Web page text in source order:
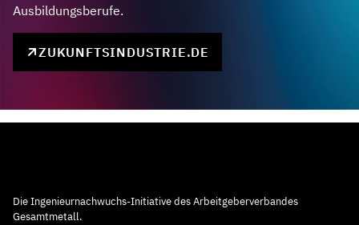
Ausbildungsberufe.
ZUKUNFTSINDUSTRIE.DE
Die Ingenieurnachwuchs-Initiative des Arbeitgeberverbandes
Gesamtmetall.